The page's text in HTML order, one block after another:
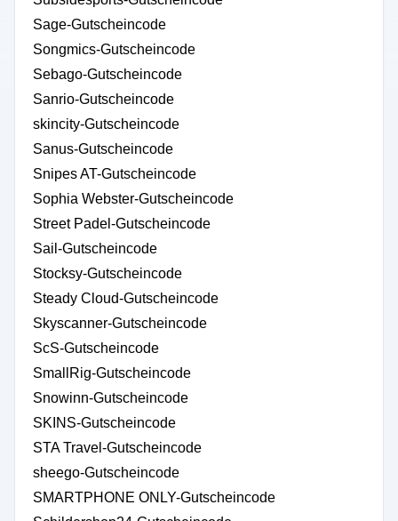
Sage-Gutscheincode
Songmics-Gutscheincode
Sebago-Gutscheincode
Sanrio-Gutscheincode
skincity-Gutscheincode
Sanus-Gutscheincode
Snipes AT-Gutscheincode
Sophia Webster-Gutscheincode
Street Padel-Gutscheincode
Sail-Gutscheincode
Stocksy-Gutscheincode
Steady Cloud-Gutscheincode
Skyscanner-Gutscheincode
ScS-Gutscheincode
SmallRig-Gutscheincode
Snowinn-Gutscheincode
SKINS-Gutscheincode
STA Travel-Gutscheincode
sheego-Gutscheincode
SMARTPHONE ONLY-Gutscheincode